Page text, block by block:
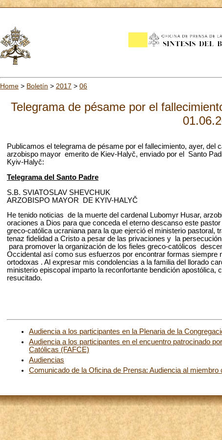
Home > Boletín > 2017 > 06
Telegrama de pésame por el
Publicamos el telegrama de pésame por el fallecimiento, ayer,
arzobispo mayor emerito de Kiev-Halyč, enviado por el Santo
Kyiv-Halyč:
Telegrama del Santo Padre
S.B. SVIATOSLAV SHEVCHUK
ARZOBISPO MAYOR DE KYIV-HALYČ
He tenido noticias de la muerte del cardenal Lubomyr Husar,
oraciones a Dios para que conceda el eterno descanso este
greco-católica ucraniana para la que ejerció el ministerio
tenaz fidelidad a Cristo a pesar de las privaciones y la
para promover la organización de los fieles greco-católicos
Occidental así como sus esfuerzos por encontrar formas
ortodoxas . Al expresar mis condolencias a la familia del llorado
ministerio episcopal imparto la reconfortante bendición
resucitado.
Audiencia a los participantes en la Plenaria de la
Audiencia a los participantes en el encuentro patrocinado
Católicas (FAFCE)
Audiencias
Comunicado de la Oficina de Prensa: Audiencia al